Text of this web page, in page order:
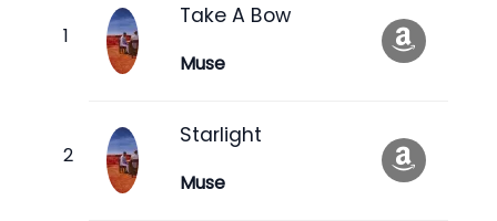
Take A Bow
Muse
Starlight
Muse